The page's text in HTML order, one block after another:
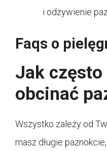
i odżywienie
Faqs o
Jak
obcinać
Wszystko zależy od
masz długie